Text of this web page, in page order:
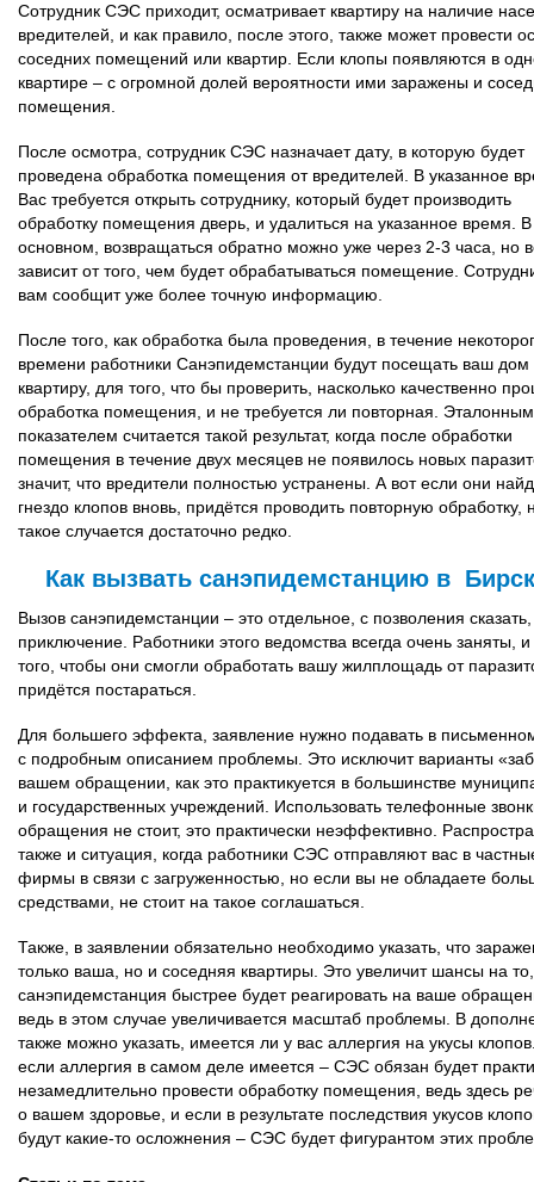
Сотрудник СЭС приходит, осматривает квартиру на наличие
вредителей, и как правило, после этого, также может провести
соседних помещений или квартир. Если клопы появляются в
квартире – с огромной долей вероятности ими заражены и
помещения.
После осмотра, сотрудник СЭС назначает дату, в которую будет
проведена обработка помещения от вредителей. В указанное
Вас требуется открыть сотруднику, который будет производить
обработку помещения дверь, и удалиться на указанное время. В
основном, возвращаться обратно можно уже через 2-3 часа, но
зависит от того, чем будет обрабатываться помещение.
вам сообщит уже более точную информацию.
После того, как обработка была проведения, в течение
времени работники Санэпидемстанции будут посещать ваш дом
квартиру, для того, что бы проверить, насколько качественно
обработка помещения, и не требуется ли повторная. Эталонным
показателем считается такой результат, когда после обработки
помещения в течение двух месяцев не появилось новых
значит, что вредители полностью устранены. А вот если они
гнездо клопов вновь, придётся проводить повторную обработку,
такое случается достаточно редко.
Как вызвать санэпидемстанцию в
Вызов санэпидемстанции – это отдельное, с позволения сказать,
приключение. Работники этого ведомства всегда очень заняты,
того, чтобы они смогли обработать вашу жилплощадь от
придётся постараться.
Для большего эффекта, заявление нужно подавать в
с подробным описанием проблемы. Это исключит варианты
вашем обращении, как это практикуется в большинстве
и государственных учреждений. Использовать телефонные
обращения не стоит, это практически неэффективно.
также и ситуация, когда работники СЭС отправляют вас в
фирмы в связи с загруженностью, но если вы не обладаете
средствами, не стоит на такое соглашаться.
Также, в заявлении обязательно необходимо указать, что
только ваша, но и соседняя квартиры. Это увеличит шансы на
санэпидемстанция быстрее будет реагировать на ваше
ведь в этом случае увеличивается масштаб проблемы. В
также можно указать, имеется ли у вас аллергия на укусы
если аллергия в самом деле имеется – СЭС обязан будет
незамедлительно провести обработку помещения, ведь здесь
о вашем здоровье, и если в результате последствия укусов
будут какие-то осложнения – СЭС будет фигурантом этих